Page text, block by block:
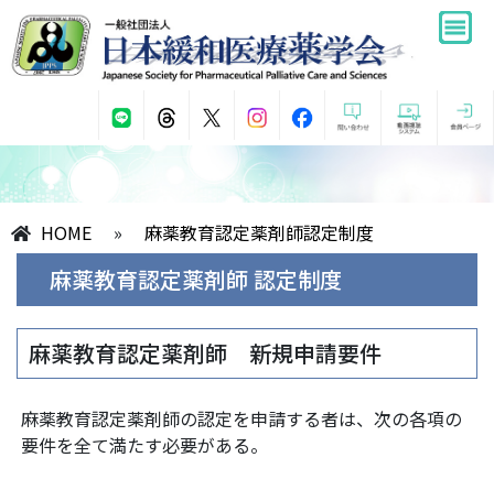
HOME » 麻薬教育認定薬剤師認定制度
麻薬教育認定薬剤師 認定制度
麻薬教育認定薬剤師 新規申請要件
麻薬教育認定薬剤師の認定を申請する者は、次の各項の
要件を全て満たす必要がある。